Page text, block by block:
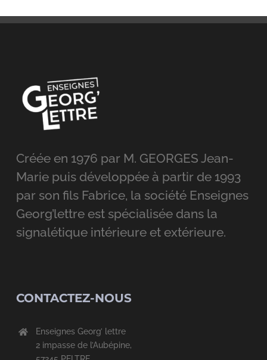
Créée en 1976 par M. GEORGES Jean-
Marie puis développée à partir de 1993
par son fils Fabrice, la société Enseignes
Georg’lettre est spécialisée dans la
signalétique intérieure et extérieure.
CONTACTEZ-NOUS
Enseignes Georg’ lettre
2 impasse de l’Aubépine,